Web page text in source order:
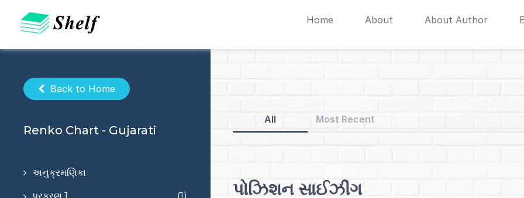
content
Home About About Author
Back to Home
Renko Chart - Gujarati
અનુક્રમણિકા
All Most Recent
પોઝિશન સાઈઝીંગ